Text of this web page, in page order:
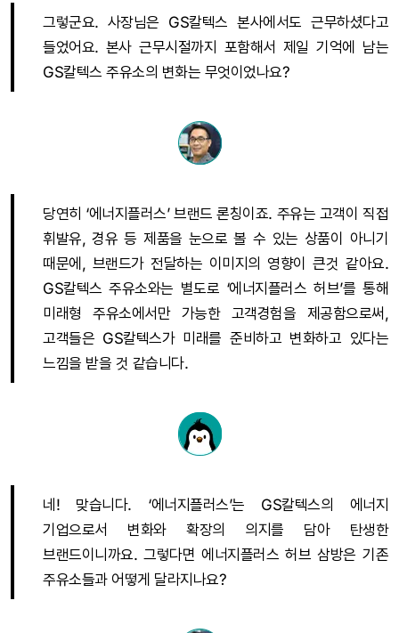
그렇군요. 사장님은 GS칼텍스 본사에서도 근무하셨다고
들었어요. 본사 근무시절까지 포함해서 제일 기억에 남는
GS칼텍스 주유소의 변화는 무엇이었나요?
당연히 ‘에너지플러스’ 브랜드 론칭이죠. 주유는 고객이 직접
휘발유, 경유 등 제품을 눈으로 볼 수 있는 상품이 아니기
때문에, 브랜드가 전달하는 이미지의 영향이 큰것 같아요.
GS칼텍스 주유소와는 별도로 ‘에너지플러스 허브’를 통해
미래형 주유소에서만 가능한 고객경험을 제공함으로써,
고객들은 GS칼텍스가 미래를 준비하고 변화하고 있다는
느낌을 받을 것 같습니다.
네! 맞습니다. ‘에너지플러스’는 GS칼텍스의 에너지
기업으로서 변화와 확장의 의지를 담아 탄생한
브랜드이니까요. 그렇다면 에너지플러스 허브 삼방은 기존
주유소들과 어떻게 달라지나요?